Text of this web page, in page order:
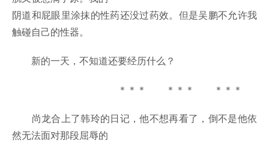
阴道和屁眼里涂抹的性药还没过药效。但是吴鹏不允许我
触碰自己的性器。
新的一天，不知道还要经历什么？
＊＊＊ ＊＊＊ ＊＊＊
尚龙合上了韩玲的日记，他不想再看了，倒不是他依
然无法面对那段屈辱的